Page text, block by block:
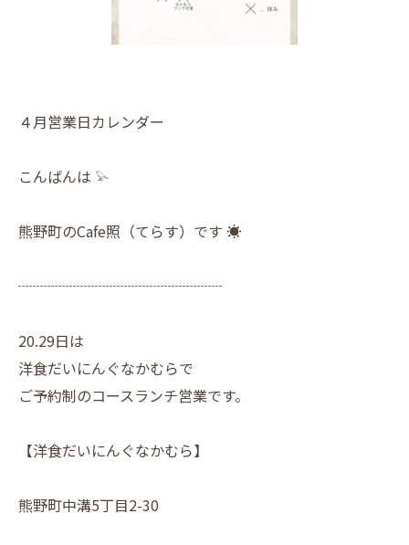
４月営業日カレンダー
こんばんは 𓅫
熊野町のCafe照（てらす）です ☀︎
┈┈┈┈┈┈┈┈┈┈┈┈┈┈
20.29日は
洋食だいにんぐなかむらで
ご予約制のコースランチ営業です。
【洋食だいにんぐなかむら】
熊野町中溝5丁目2-30